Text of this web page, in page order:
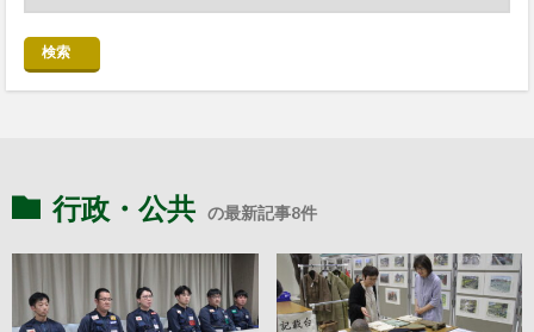
検索
行政・公共 の最新記事8件